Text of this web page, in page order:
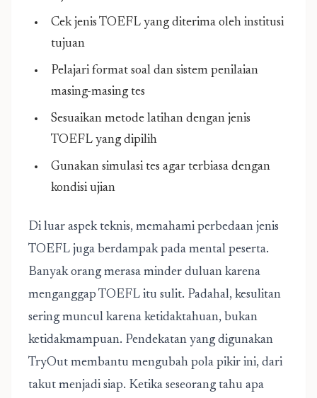
Cek jenis TOEFL yang diterima oleh institusi
tujuan
Pelajari format soal dan sistem penilaian
masing-masing tes
Sesuaikan metode latihan dengan jenis
TOEFL yang dipilih
Gunakan simulasi tes agar terbiasa dengan
kondisi ujian
Di luar aspek teknis, memahami perbedaan jenis
TOEFL juga berdampak pada mental peserta.
Banyak orang merasa minder duluan karena
menganggap TOEFL itu sulit. Padahal, kesulitan
sering muncul karena ketidaktahuan, bukan
ketidakmampuan. Pendekatan yang digunakan
TryOut membantu mengubah pola pikir ini, dari
takut menjadi siap. Ketika seseorang tahu apa